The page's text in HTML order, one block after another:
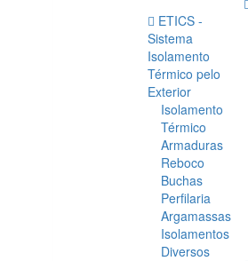
ETICS -
Sistema
Isolamento
Térmico pelo
Exterior
Isolamento
Térmico
Armaduras
Reboco
Buchas
Perfilaria
Argamassas
Isolamentos
Diversos